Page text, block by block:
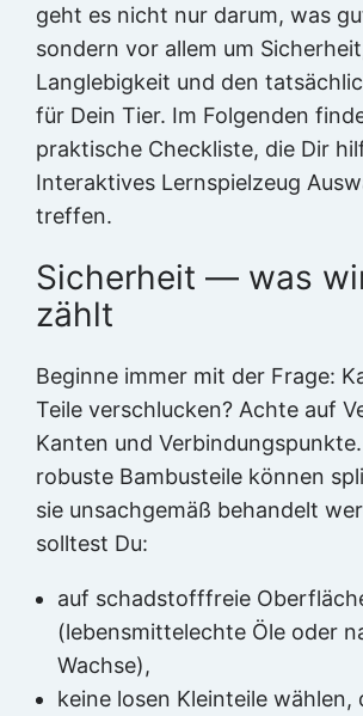
geht es nicht nur darum, was
sondern vor allem um
Langlebigkeit und den
für Dein Tier. Im Folgenden
praktische Checkliste, die Dir
Interaktives Lernspielzeug
treffen.
Sicherheit — was
zählt
Beginne immer mit der Frage:
Teile verschlucken? Achte auf
Kanten und
robuste Bambusteile können
sie unsachgemäß behandelt
solltest Du:
auf schadstofffreie
(lebensmittelechte Öle oder
Wachse),
keine losen Kleinteile wählen,